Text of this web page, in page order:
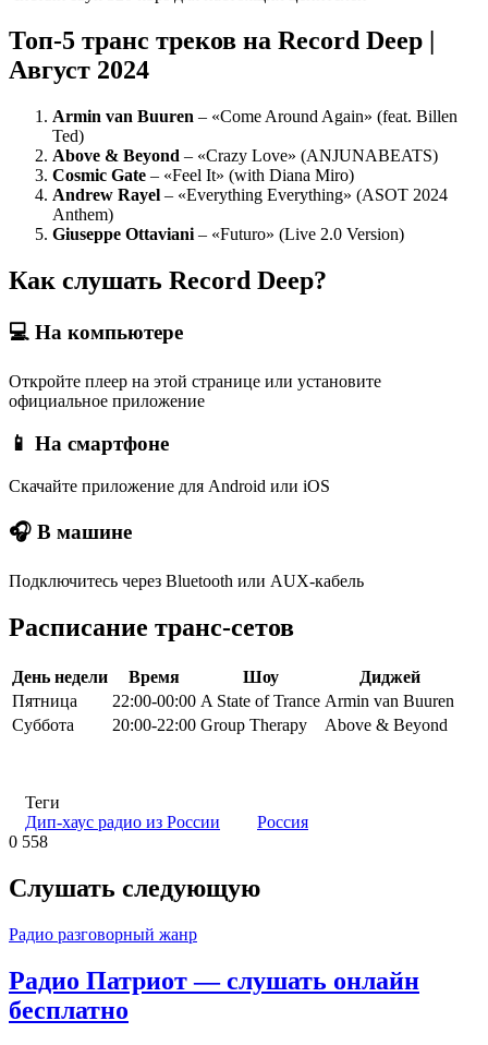
Топ-5 транс треков на Record Deep |
Август 2024
Armin van Buuren – «Come Around Again» (feat. Billen
Ted)
Above & Beyond – «Crazy Love» (ANJUNABEATS)
Cosmic Gate – «Feel It» (with Diana Miro)
Andrew Rayel – «Everything Everything» (ASOT 2024
Anthem)
Giuseppe Ottaviani – «Futuro» (Live 2.0 Version)
Как слушать Record Deep?
💻 На компьютере
Откройте плеер на этой странице или установите
официальное приложение
📱 На смартфоне
Скачайте приложение для Android или iOS
🎧 В машине
Подключитесь через Bluetooth или AUX-кабель
Расписание транс-сетов
День недели Время Шоу
Диджей
Пятница
22:00-00:00 A State of Trance Armin van Buuren
Суббота
20:00-22:00 Group Therapy Above & Beyond
Теги
Дип-хаус радио из России
Россия
0 558
Слушать следующую
Радио разговорный жанр
Радио Патриот — слушать онлайн
бесплатно